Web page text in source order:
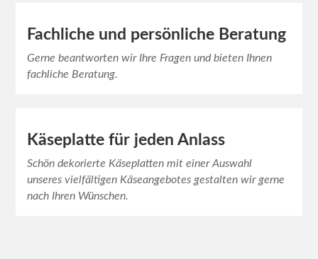
Fachliche und persönliche Beratung
Gerne beantworten wir Ihre Fragen und bieten Ihnen
fachliche Beratung.
Käseplatte für jeden Anlass
Schön dekorierte Käseplatten mit einer Auswahl
unseres vielfältigen Käseangebotes gestalten wir gerne
nach Ihren Wünschen.